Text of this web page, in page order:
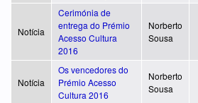
Notícia
Cerimónia de
entrega do Prémio
Acesso Cultura
2016
Norberto
Sousa
Notícia
Os vencedores do
Prémio Acesso
Cultura 2016
Norberto
Sousa